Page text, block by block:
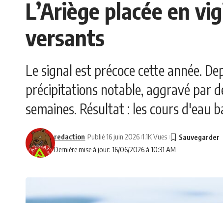
L’Ariège placée en
versants
Le signal est précoce cette année.
précipitations notable, aggravé par
semaines. Résultat : les cours
Dernière mise à jour: 16/06/2026 à 10:31 AM
redaction Publié 16 juin 2026 1.1K Vues